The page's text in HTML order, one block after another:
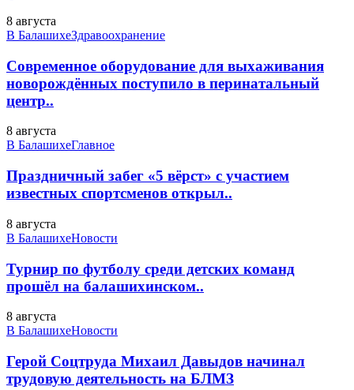
8 августа
В БалашихеЗдравоохранение
Современное оборудование для выхаживания
новорождённых поступило в перинатальный
центр..
8 августа
В БалашихеГлавное
Праздничный забег «5 вёрст» с участием
известных спортсменов открыл..
8 августа
В БалашихеНовости
Турнир по футболу среди детских команд
прошёл на балашихинском..
8 августа
В БалашихеНовости
Герой Соцтруда Михаил Давыдов начинал
трудовую деятельность на БЛМЗ